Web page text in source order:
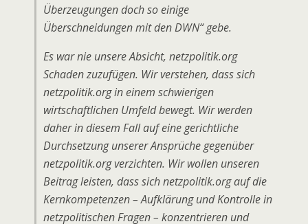
Überzeugungen doch so einige
Überschneidungen mit den DWN“ gebe.
Es war nie unsere Absicht, netzpolitik.org
Schaden zuzufügen. Wir verstehen, dass sich
netzpolitik.org in einem schwierigen
wirtschaftlichen Umfeld bewegt. Wir werden
daher in diesem Fall auf eine gerichtliche
Durchsetzung unserer Ansprüche gegenüber
netzpolitik.org verzichten. Wir wollen unseren
Beitrag leisten, dass sich netzpolitik.org auf die
Kernkompetenzen – Aufklärung und Kontrolle in
netzpolitischen Fragen – konzentrieren und